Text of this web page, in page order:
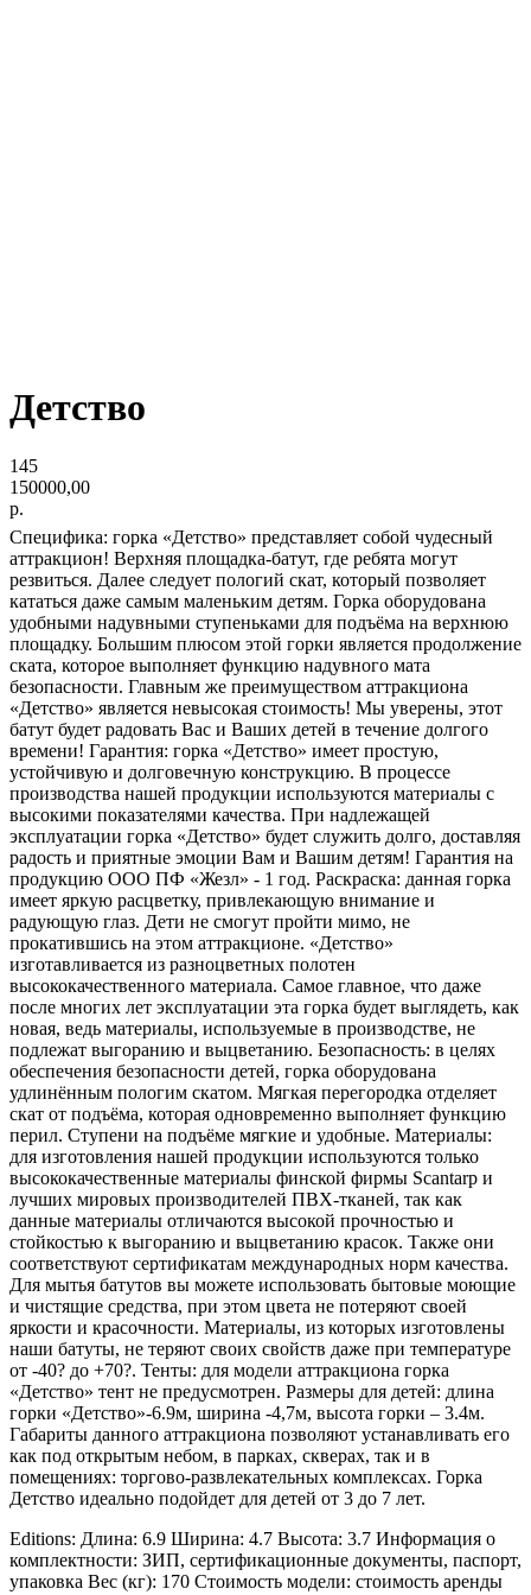
Детство
145
150000,00
р.
Специфика: горка «Детство» представляет собой чудесный
аттракцион! Верхняя площадка-батут, где ребята могут
резвиться. Далее следует пологий скат, который позволяет
кататься даже самым маленьким детям. Горка оборудована
удобными надувными ступеньками для подъёма на верхнюю
площадку. Большим плюсом этой горки является продолжение
ската, которое выполняет функцию надувного мата
безопасности. Главным же преимуществом аттракциона
«Детство» является невысокая стоимость! Мы уверены, этот
батут будет радовать Вас и Ваших детей в течение долгого
времени! Гарантия: горка «Детство» имеет простую,
устойчивую и долговечную конструкцию. В процессе
производства нашей продукции используются материалы с
высокими показателями качества. При надлежащей
эксплуатации горка «Детство» будет служить долго, доставляя
радость и приятные эмоции Вам и Вашим детям! Гарантия на
продукцию ООО ПФ «Жезл» - 1 год. Раскраска: данная горка
имеет яркую расцветку, привлекающую внимание и
радующую глаз. Дети не смогут пройти мимо, не
прокатившись на этом аттракционе. «Детство»
изготавливается из разноцветных полотен
высококачественного материала. Самое главное, что даже
после многих лет эксплуатации эта горка будет выглядеть, как
новая, ведь материалы, используемые в производстве, не
подлежат выгоранию и выцветанию. Безопасность: в целях
обеспечения безопасности детей, горка оборудована
удлинённым пологим скатом. Мягкая перегородка отделяет
скат от подъёма, которая одновременно выполняет функцию
перил. Ступени на подъёме мягкие и удобные. Материалы:
для изготовления нашей продукции используются только
высококачественные материалы финской фирмы Scantarp и
лучших мировых производителей ПВХ-тканей, так как
данные материалы отличаются высокой прочностью и
стойкостью к выгоранию и выцветанию красок. Также они
соответствуют сертификатам международных норм качества.
Для мытья батутов вы можете использовать бытовые моющие
и чистящие средства, при этом цвета не потеряют своей
яркости и красочности. Материалы, из которых изготовлены
наши батуты, не теряют своих свойств даже при температуре
от -40? до +70?. Тенты: для модели аттракциона горка
«Детство» тент не предусмотрен. Размеры для детей: длина
горки «Детство»-6.9м, ширина -4,7м, высота горки – 3.4м.
Габариты данного аттракциона позволяют устанавливать его
как под открытым небом, в парках, скверах, так и в
помещениях: торгово-развлекательных комплексах. Горка
Детство идеально подойдет для детей от 3 до 7 лет.
Editions: Длина: 6.9 Ширина: 4.7 Высота: 3.7 Информация о
комплектности: ЗИП, сертификационные документы, паспорт,
упаковка Вес (кг): 170 Стоимость модели: стоимость аренды